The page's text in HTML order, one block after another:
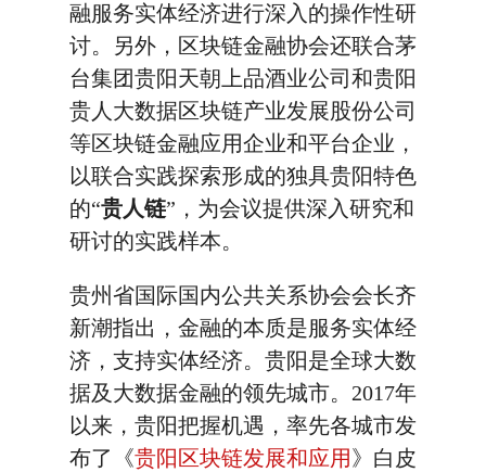
融服务实体经济进行深入的操作性研
讨。另外，区块链金融协会还联合茅
台集团贵阳天朝上品酒业公司和贵阳
贵人大数据区块链产业发展股份公司
等区块链金融应用企业和平台企业，
以联合实践探索形成的独具贵阳特色
的“贵人链”，为会议提供深入研究和
研讨的实践样本。
贵州省国际国内公共关系协会会长齐
新潮指出，金融的本质是服务实体经
济，支持实体经济。贵阳是全球大数
据及大数据金融的领先城市。2017年
以来，贵阳把握机遇，率先各城市发
布了《贵阳区块链发展和应用》白皮